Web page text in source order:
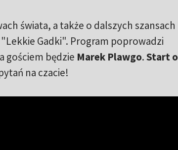
świata, a także o dalszych szansach
Gadki". Program poprowadzi
gościem będzie Marek Plawgo.Start o
na czacie!